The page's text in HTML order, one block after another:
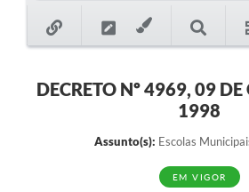
Transparência
Programa Famílias Fortes
Contratação de estagiário - estudante de
DECRETO Nº 4969, 09
1998
Assunto(s): Escolas
EM VIGOR